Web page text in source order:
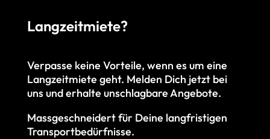
Langzeitmiete?
Verpasse keine Vorteile, wenn es um eine
Langzeitmiete geht. Melden Dich jetzt bei
uns und erhalte unschlagbare Angebote.
Massgeschneidert für Deine langfristigen
Transportbedürfnisse.